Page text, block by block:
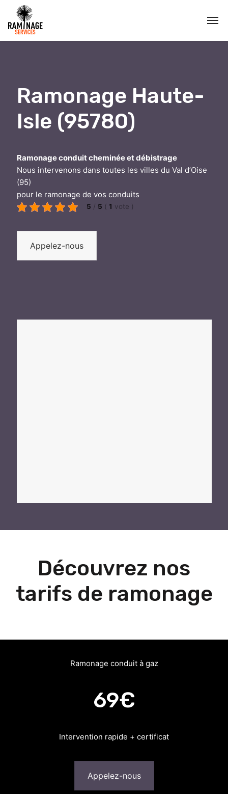
Ramonage Haute-
Isle (95780)
Ramonage conduit cheminée et débistrage
Nous intervenons dans toutes les villes du Val d’Oise
(95)
pour le ramonage de vos conduits
5 / 5 ( 1 vote )
Appelez-nous
Découvrez nos
tarifs de ramonage
Ramonage conduit à gaz
69€
Intervention rapide + certificat
Appelez-nous